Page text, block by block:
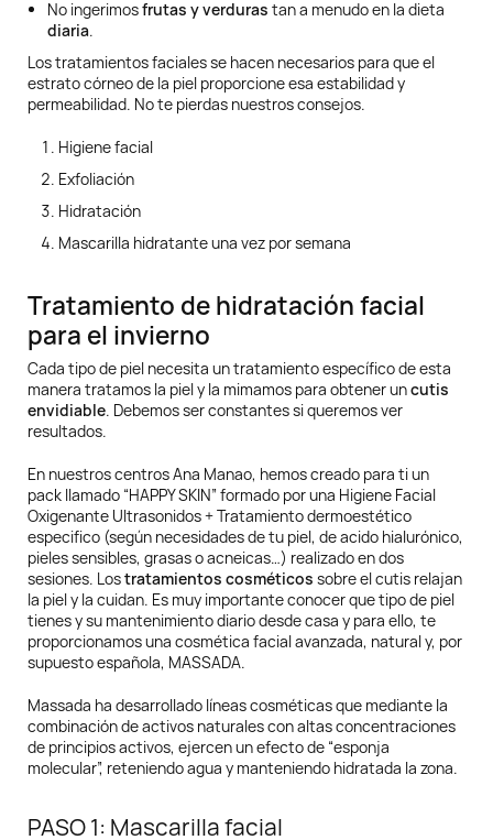
No ingerimosfrutas y verduras tan a menudo en la dieta
diaria.
Los tratamientos faciales se hacen necesarios para que el
estrato córneo de la piel proporcione esa estabilidad y
permeabilidad. No te pierdas nuestros consejos.
Higiene facial
Exfoliación
Hidratación
Mascarilla hidratante una vez por semana
Tratamiento de hidratación facial
para el invierno
Cada tipo de piel necesita un tratamiento específico de esta
manera tratamos la piel y la mimamos para obtener uncutis
envidiable. Debemos ser constantes si queremos ver
resultados.
En nuestros centros Ana Manao, hemos creado para ti un
pack llamado “HAPPY SKIN” formado por una Higiene Facial
Oxigenante Ultrasonidos + Tratamiento dermoestético
especifico (según necesidades de tu piel, de acido hialurónico,
pieles sensibles, grasas o acneicas…) realizado en dos
sesiones. Lostratamientos cosméticos sobre el cutis relajan
la piel y la cuidan. Es muy importante conocer que tipo de piel
tienes y su mantenimiento diario desde casa y para ello, te
proporcionamos una cosmética facial avanzada, natural y, por
supuesto española, MASSADA.
Massada ha desarrollado líneas cosméticas que mediante la
combinación de activos naturales con altas concentraciones
de principios activos, ejercen un efecto de “esponja
molecular”, reteniendo agua y manteniendo hidratada la zona.
PASO 1: Mascarilla facial